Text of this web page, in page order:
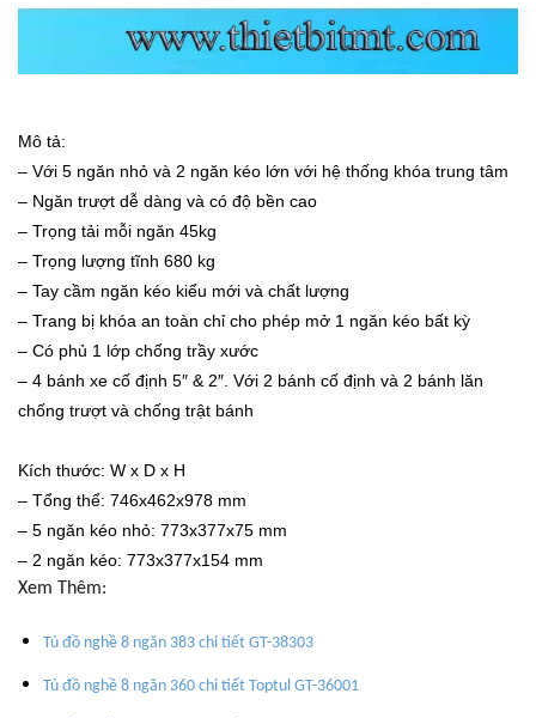
Mô tả:
– Với 5 ngăn nhỏ và 2 ngăn kéo lớn với hệ thống khóa trung tâm
– Ngăn trượt dễ dàng và có độ bền cao
– Trọng tải mỗi ngăn 45kg
– Trọng lượng tĩnh 680 kg
– Tay cầm ngăn kéo kiểu mới và chất lượng
– Trang bị khóa an toàn chỉ cho phép mở 1 ngăn kéo bất kỳ
– Có phủ 1 lớp chống trầy xước
– 4 bánh xe cố định 5″ & 2″. Với 2 bánh cố định và 2 bánh lăn
chống trượt và chống trật bánh
Kích thước: W x D x H
– Tổng thể: 746x462x978 mm
– 5 ngăn kéo nhỏ: 773x377x75 mm
– 2 ngăn kéo: 773x377x154 mm
Xem Thêm:
Tủ đồ nghề 8 ngăn 383 chi tiết GT-38303
Tủ đồ nghề 8 ngăn 360 chi tiết Toptul GT-36001